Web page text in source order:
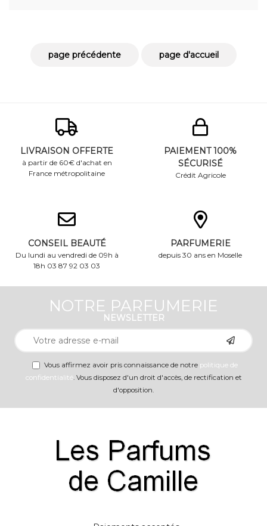
LIVRAISON OFFERTE
à partir de 60€ d'achat en
France métropolitaine
PAIEMENT 100%
SÉCURISÉ
Crédit Agricole
CONSEIL BEAUTÉ
Du lundi au vendredi de 09h à
18h 03 87 92 03 03
PARFUMERIE
depuis 30 ans en Moselle
NOTRE PARFUMERIE
NEWSLETTER
Vous affirmez avoir pris connaissance de notre politique de
confidentialité. Vous disposez d'un droit d'accès, de rectification et
d'opposition.